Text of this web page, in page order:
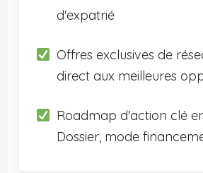
d'expatrié
Offres exclusives de
direct aux meilleures
Roadmap d'action clé
Dossier, mode